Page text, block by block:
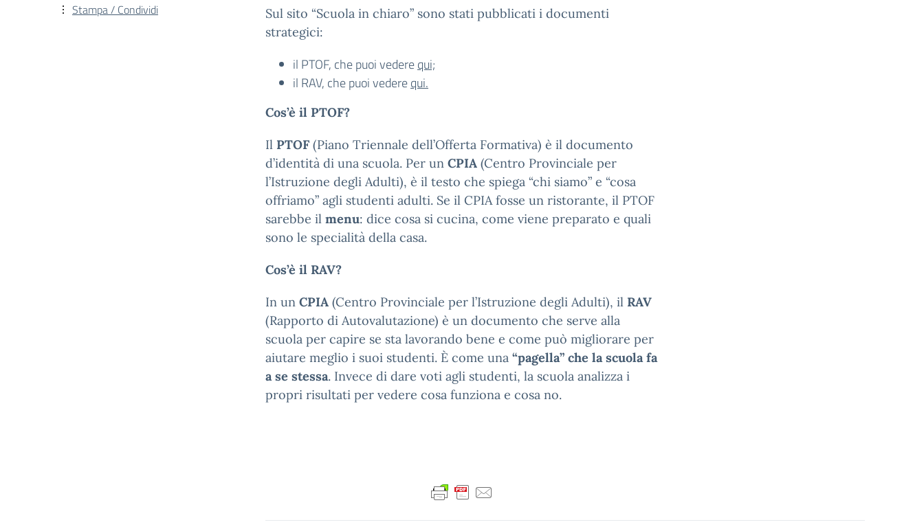
Sul sito “Scuola in chiaro” sono stati pubblicati i documenti
strategici:
il PTOF, che puoi vederequi;
il RAV, che puoi vederequi.
Cos’è il PTOF?
Il PTOF (Piano Triennale dell’Offerta Formativa) è il documento
d’identità di una scuola. Per un CPIA (Centro Provinciale per
l’Istruzione degli Adulti), è il testo che spiega “chi siamo” e “cosa
offriamo” agli studenti adulti. Se il CPIA fosse un ristorante, il PTOF
sarebbe il menu: dice cosa si cucina, come viene preparato e quali
sono le specialità della casa.
Cos’è il RAV?
In un CPIA (Centro Provinciale per l’Istruzione degli Adulti), il RAV
(Rapporto di Autovalutazione) è un documento che serve alla
scuola per capire se sta lavorando bene e come può migliorare per
aiutare meglio i suoi studenti. È come una “pagella” che la scuola fa
a se stessa. Invece di dare voti agli studenti, la scuola analizza i
propri risultati per vedere cosa funziona e cosa no.
Stampa / Condividi